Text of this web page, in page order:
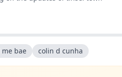
me bae colin d cunha